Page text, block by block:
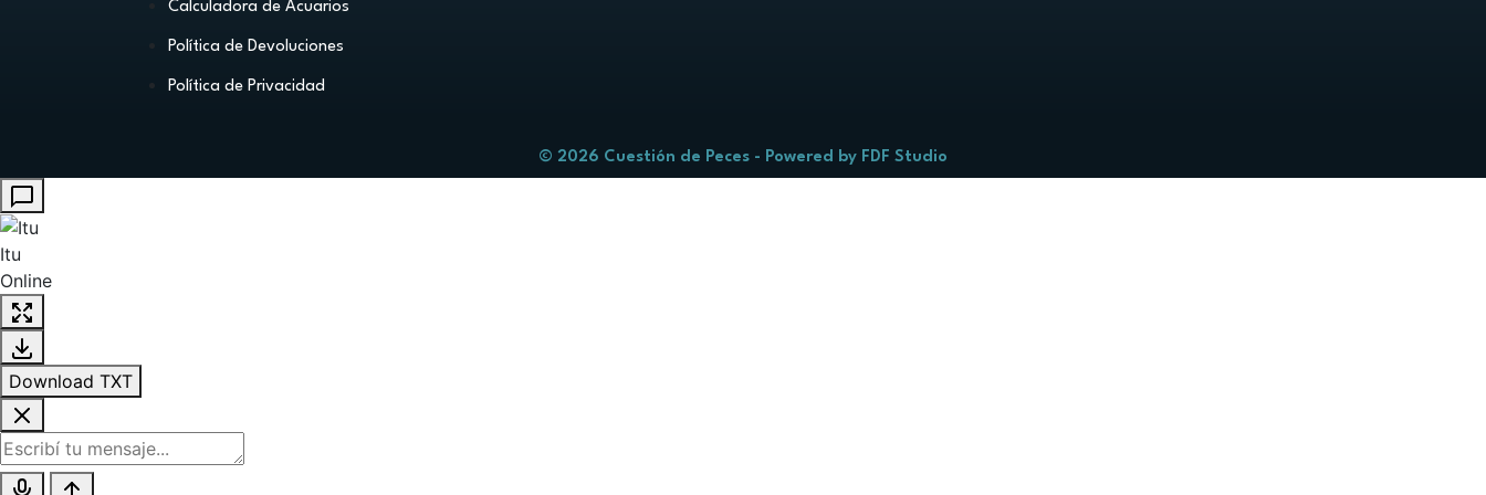
Calculadora de Acuarios
Política de Devoluciones
Política de Privacidad
© 2026 Cuestión de Peces - Powered by FDF Studio
Itu
Online
Download TXT